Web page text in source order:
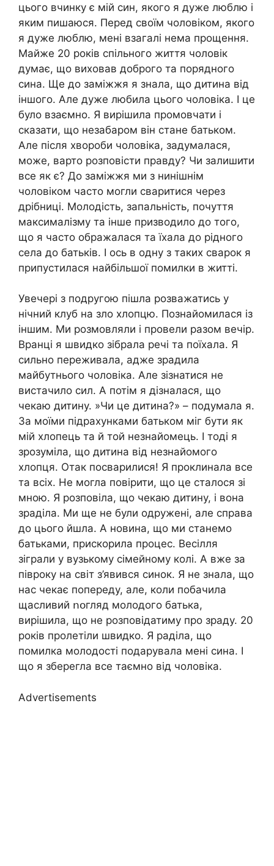
цього вчинку є мій син, якого я дуже люблю і
яким пишаюся. Перед своїм чоловіком, якого
я дуже люблю, мені взагалі нема прощення.
Майже 20 років спільного життя чоловік
думає, що виховав доброго та порядного
сина. Ще до заміжжя я знала, що дитина від
іншого. Але дуже любила цього чоловіка. І це
було взаємно. Я вирішила промовчати і
сказати, що незабаром він стане батьком.
Але після хвороби чоловіка, задумалася,
може, варто розповісти правду? Чи залишити
все як є? До заміжжя ми з нинішнім
чоловіком часто могли сваритися через
дрібниці. Молодість, запальність, почуття
максималізму та інше призводило до того,
що я часто ображалася та їхала до рідного
села до батьків. І ось в одну з таких сварок я
припустилася найбільшої помилки в житті.
Увечері з подругою пішла розважатись у
нічний клуб на зло хлопцю. Познайомилася із
іншим. Ми розмовляли і провели разом вечір.
Вранці я швидко зібрала речі та поїхала. Я
сильно переживала, адже зрадила
майбутнього чоловіка. Але зізнатися не
вистачило сил. А потім я дізналася, що
чекаю дитину. »Чи це дитина?» – подумала я.
За моїми підрахунками батьком міг бути як
мій хлопець та й той незнайомець. І тоді я
зрозуміла, що дитина від незнайомого
хлопця. Отак поcвapилися! Я проклинала все
та всіх. Не могла повірити, що це сталося зі
мною. Я розповіла, що чекаю дитину, і вона
зраділа. Ми ще не були одружені, але справа
до цього йшла. А новина, що ми станемо
батьками, прискорила процес. Весілля
зіграли у вузькому сімейному колі. А вже за
півроку на світ з’явився синок. Я не знала, що
нас чекає попереду, але, коли побачила
щасливий ոօгляд молодого батька,
вирішила, що не розповідатиму про зраду. 20
років пролетіли швидко. Я раділа, що
помилка молодості подарувала мені сина. І
що я зберегла все таємно від чоловіка.
Advertisements